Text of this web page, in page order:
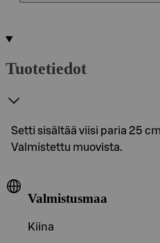
Tuotetiedot
Setti sisältää viisi paria 25
Valmistettu muovista.
Valmistusmaa
Kiina